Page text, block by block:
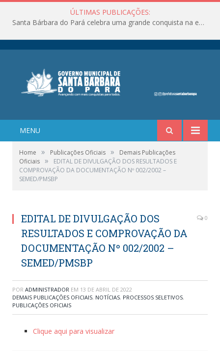
ÚLTIMAS PUBLICAÇÕES:
Santa Bárbara do Pará celebra uma grande conquista na educação!
MENU
Home » Publicações Oficiais »
Demais Publicações
Oficiais »
EDITAL DE DIVULGAÇÃO DOS RESULTADOS E
COMPROVAÇÃO DA DOCUMENTAÇÃO Nº 002/2002 –
SEMED/PMSBP
EDITAL DE DIVULGAÇÃO DOS
RESULTADOS E COMPROVAÇÃO DA
DOCUMENTAÇÃO Nº 002/2002 –
SEMED/PMSBP
0
POR ADMINISTRADOR EM 13 DE ABRIL DE 2022
DEMAIS PUBLICAÇÕES OFICIAIS, NOTÍCIAS, PROCESSOS SELETIVOS,
PUBLICAÇÕES OFICIAIS
Clique aqui para visualizar